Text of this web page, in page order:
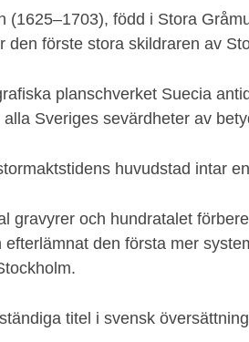
(1625–1703), född i Stora
den förste stora skildraren av
planschverket Suecia
alla Sveriges sevärdheter av
huvudstad intar
gravyrer och hundratalet
efterlämnat den första mer
titel i svensk